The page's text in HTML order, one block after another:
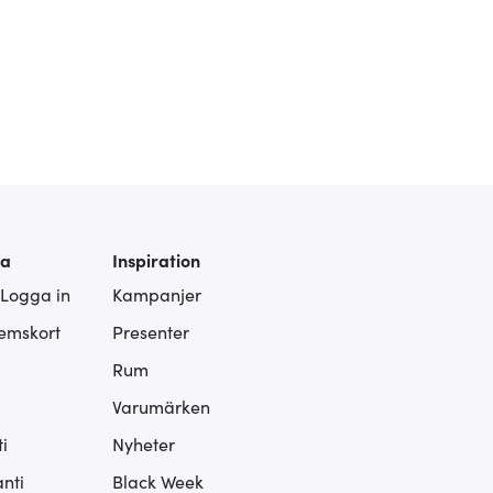
in
Inspiration
Kampanjer
Presenter
Rum
Varumärken
Nyheter
Black Week